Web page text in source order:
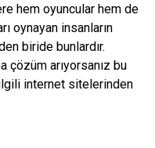
hem oyuncular hem de
oynayan insanların
biride bunlardır.
çözüm arıyorsanız bu
internet sitelerinden